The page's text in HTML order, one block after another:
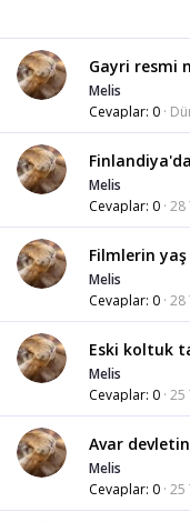
Gayri resmi
Melis
Cevaplar 0
Melis
Cevaplar 0 28
Filmlerin yaş
Melis
Cevaplar 0 28
Eski koltuk
Melis
Cevaplar 0 25
Avar
Melis
Cevaplar 0 25